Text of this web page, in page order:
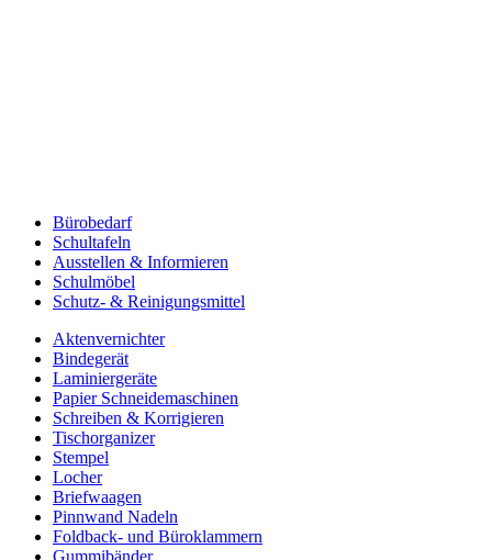
Bürobedarf
Schultafeln
Ausstellen & Informieren
Schulmöbel
Schutz- & Reinigungsmittel
Aktenvernichter
Bindegerät
Laminiergeräte
Papier Schneidemaschinen
Schreiben & Korrigieren
Tischorganizer
Stempel
Locher
Briefwaagen
Pinnwand Nadeln
Foldback- und Büroklammern
Gummibänder